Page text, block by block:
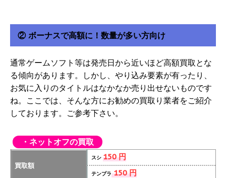
② ボーナスで高額に！数量が多い方向け
通常ゲームソフト等は発売日から近いほど高額買取とな
る傾向があります。しかし、やり込み要素が有ったり、
お気に入りのタイトルはなかなか売り出せないものです
ね。ここでは、そんな方にお勧めの買取り業者をご紹介
しております。ご参考下さい。
・ネットオフの買取
買取額
スシ 150 円
テンプラ150 円